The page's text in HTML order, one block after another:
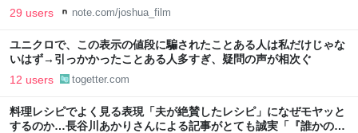
29 users note.com/joshua_film
ユニクロで、この表示の値段に騙されたことある人は私だけじゃな
いはず→引っかかったことある人多すぎ、疑問の声が相次ぐ
12 users togetter.com
料理レシピでよく見る表現「夫が絶賛したレシピ」になぜモヤッと
するのか…長谷川あかりさんによる記事がとても誠実「『誰かのた